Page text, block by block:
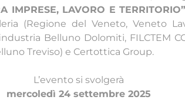
IMPRESE, LAVORO E TERRITORIO”
(Regione del Veneto, Veneto
Belluno Dolomiti, FILCTEM
Treviso) e Certottica Group.
L’evento si svolgerà
mercoledì 24 settembre 2025